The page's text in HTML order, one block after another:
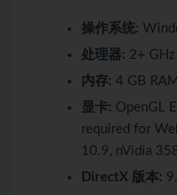
操作系统:
处理器: 2+
内存: 4 GB RAM
显卡: OpenGL
required for
10.9, nVidia
DirectX 版本: